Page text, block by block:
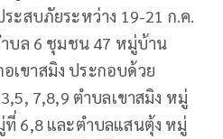
ะสบภัยระหว่าง 19-21 ก.ค.
ำบล 6 ชุมชน 47 หมู่บ้าน
เขาสมิง ประกอบด้วย
7,8,9 ตำบลเขาสมิง หมู่
6,8 และตำบลแสนตุ้ง หมู่